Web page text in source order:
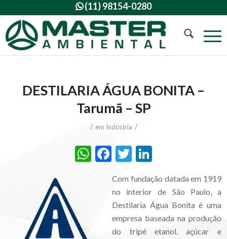
(11) 98154-0280
DESTILARIA ÁGUA BONITA –
Tarumã – SP
/ em Indústria /
WhatsApp
Facebook
Twitter
Com fundação datada em 1919
no interior de São Paulo, a
Destilaria Água Bonita é uma
empresa baseada na produção
do tripé etanol, açúcar e